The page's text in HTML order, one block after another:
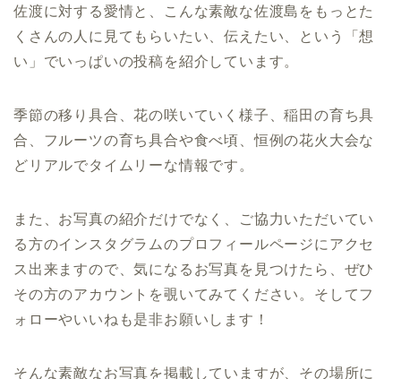
佐渡に対する愛情と、こんな素敵な佐渡島をもっとた
くさんの人に見てもらいたい、伝えたい、という「想
い」でいっぱいの投稿を紹介しています。
季節の移り具合、花の咲いていく様子、稲田の育ち具
合、フルーツの育ち具合や食べ頃、恒例の花火大会な
どリアルでタイムリーな情報です。
また、お写真の紹介だけでなく、ご協力いただいてい
る方のインスタグラムのプロフィールページにアクセ
ス出来ますので、気になるお写真を見つけたら、ぜひ
その方のアカウントを覗いてみてください。そしてフ
ォローやいいねも是非お願いします！
そんな素敵なお写真を掲載していますが、その場所に